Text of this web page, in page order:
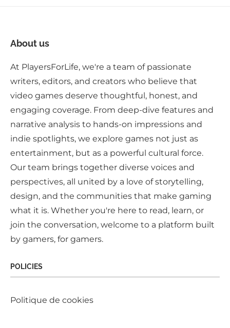
About us
At PlayersForLife, we're a team of passionate
writers, editors, and creators who believe that
video games deserve thoughtful, honest, and
engaging coverage. From deep-dive features and
narrative analysis to hands-on impressions and
indie spotlights, we explore games not just as
entertainment, but as a powerful cultural force.
Our team brings together diverse voices and
perspectives, all united by a love of storytelling,
design, and the communities that make gaming
what it is. Whether you're here to read, learn, or
join the conversation, welcome to a platform built
by gamers, for gamers.
POLICIES
Politique de cookies